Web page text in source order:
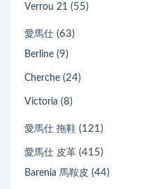
Verrou 21 (55)
愛馬仕 (63)
Berline (9)
Cherche (24)
Victoria (8)
愛馬仕 拖鞋 (121)
愛馬仕 皮革 (415)
Barenia 馬鞍皮 (44)